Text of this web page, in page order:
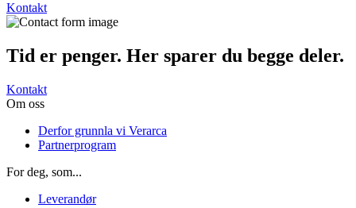
Kontakt
Tid er penger. Her sparer du begge deler.
Kontakt
Om oss
Derfor grunnla vi Verarca
Partnerprogram
For deg, som...
Leverandør